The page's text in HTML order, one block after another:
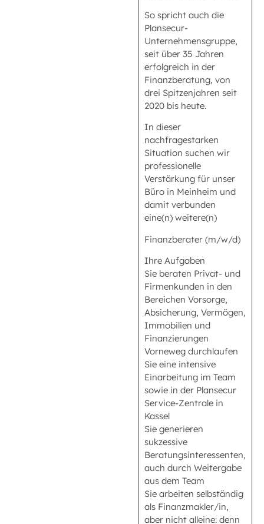
So spricht auch die
Plansecur-
Unternehmensgruppe,
seit über 35 Jahren
erfolgreich in der
Finanzberatung, von
drei Spitzenjahren seit
2020 bis heute.
In dieser
nachfragestarken
Situation suchen wir
professionelle
Verstärkung für unser
Büro in Meinheim und
damit verbunden
eine(n) weitere(n)
Finanzberater (m/w/d)
Ihre Aufgaben
Sie beraten Privat- und
Firmenkunden in den
Bereichen Vorsorge,
Absicherung, Vermögen,
Immobilien und
Finanzierungen
Vorneweg durchlaufen
Sie eine intensive
Einarbeitung im Team
sowie in der Plansecur
Service-Zentrale in
Kassel
Sie generieren
sukzessive
Beratungsinteressenten,
auch durch Weitergabe
aus dem Team
Sie arbeiten selbständig
als Finanzmakler/in,
aber nicht alleine: denn